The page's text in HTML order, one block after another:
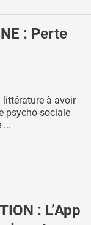
: Perte
littérature à avoir
psycho-sociale
...
: L’App